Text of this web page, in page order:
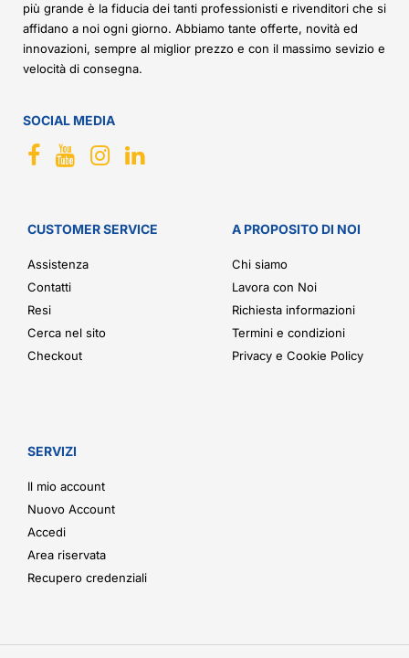
più grande è la fiducia dei tanti professionisti e rivenditori che si
affidano a noi ogni giorno. Abbiamo tante offerte, novità ed
innovazioni, sempre al miglior prezzo e con il massimo sevizio e
velocità di consegna.
SOCIAL MEDIA
CUSTOMER SERVICE
Assistenza
Contatti
Resi
Cerca nel sito
Checkout
A PROPOSITO DI NOI
Chi siamo
Lavora con Noi
Richiesta informazioni
Termini e condizioni
Privacy e Cookie Policy
SERVIZI
Il mio account
Nuovo Account
Accedi
Area riservata
Recupero credenziali